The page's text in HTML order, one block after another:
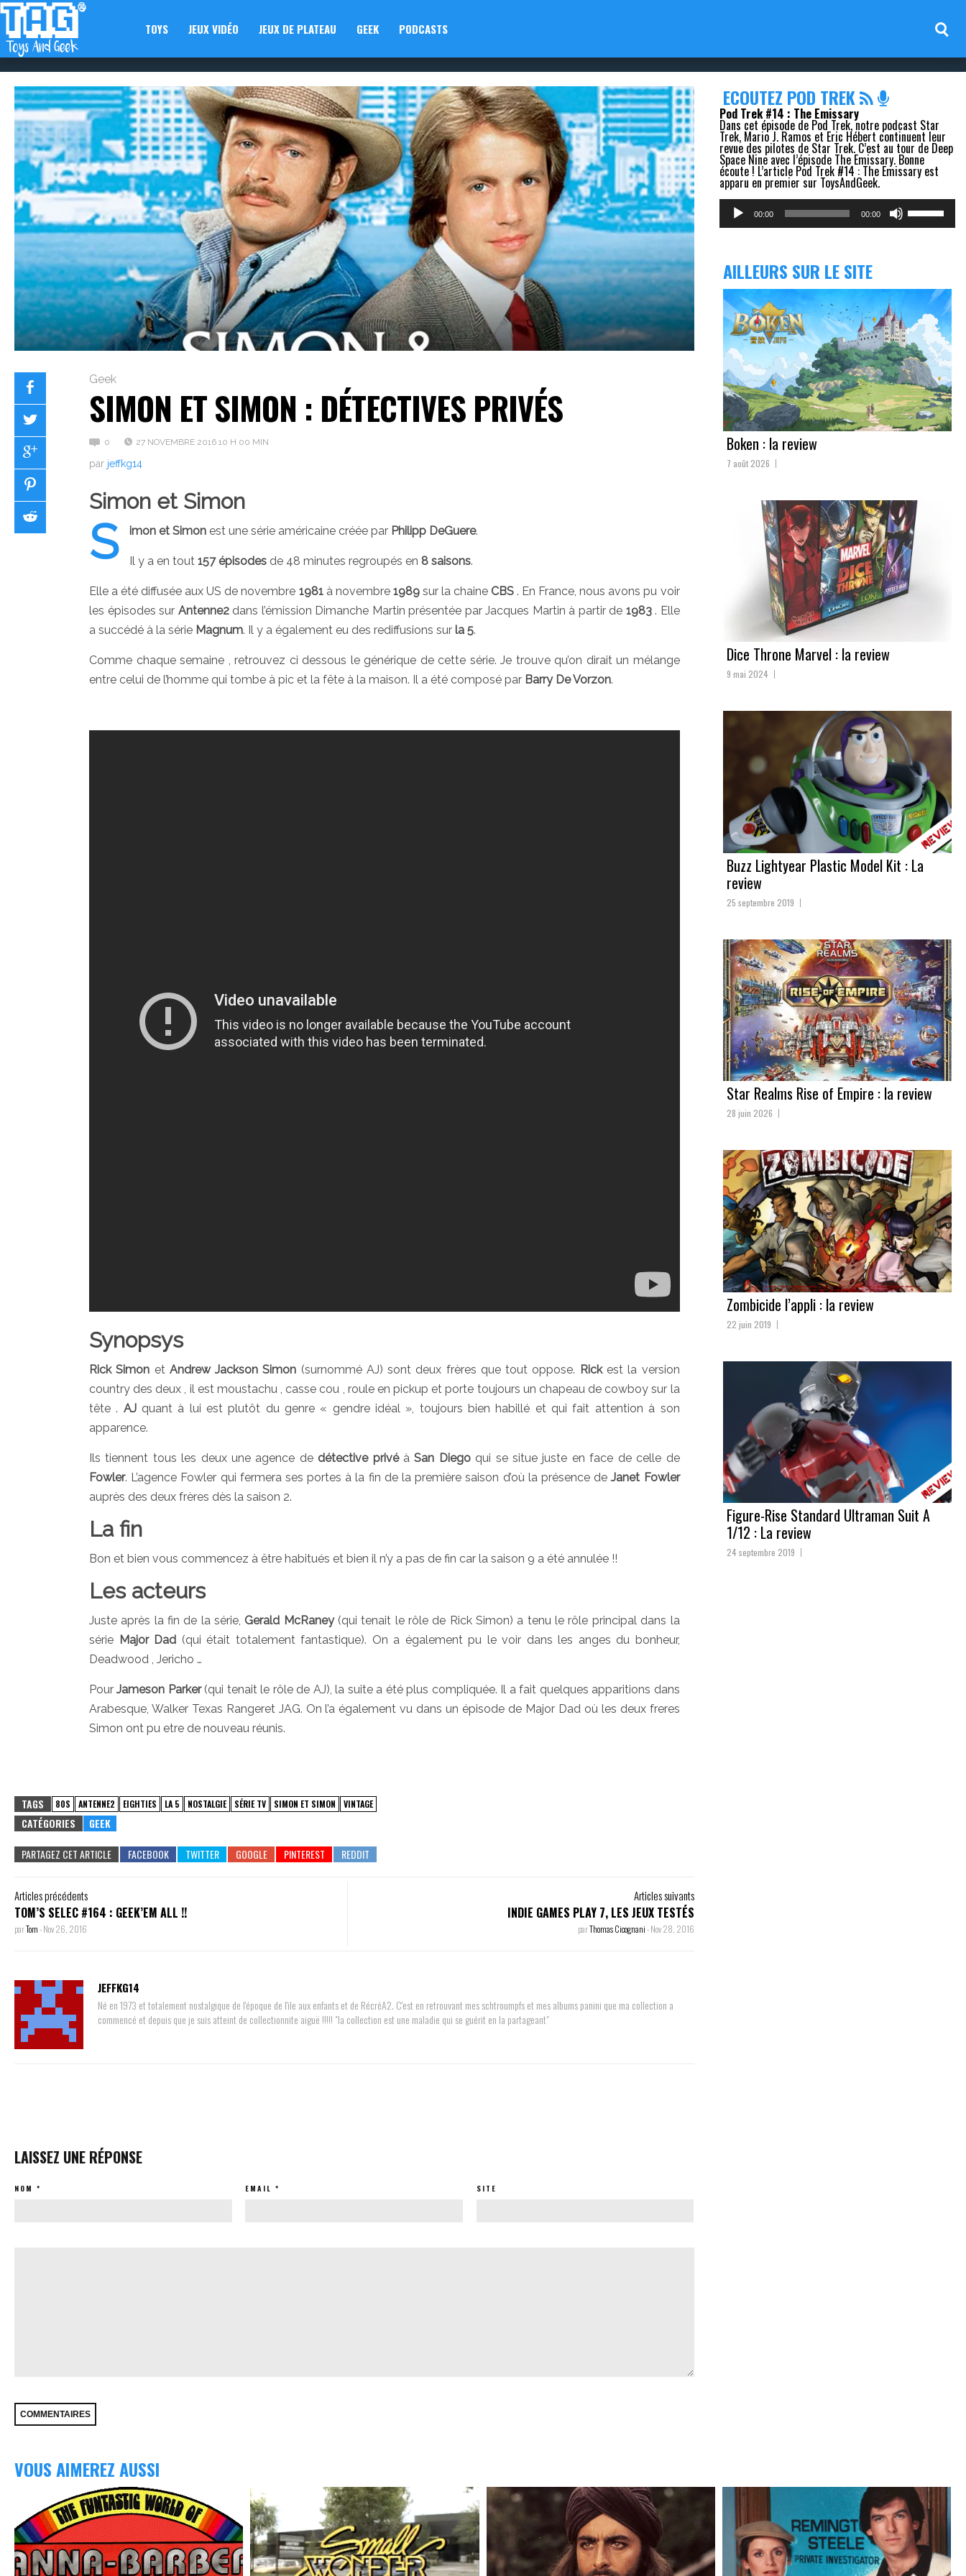
TOYS JEUX VIDÉO JEUX DE PLATEAU GEEK PODCASTS
Geek
SIMON ET SIMON : DÉTECTIVES PRIVÉS
0 27 NOVEMBRE 2016 10 H 00 MIN
par jeffkg14
Simon et Simon
S imon et Simon est une série américaine créée par Philipp DeGuere.
Il y a en tout 157 épisodes de 48 minutes regroupés en 8 saisons.
Elle a été diffusée aux US de novembre 1981à novembre 1989sur la chaineCBS . En France, nous avons pu voir
les épisodes sur Antenne2dans l’émission Dimanche Martin présentée par Jacques Martin à partir de 1983. Elle
a succédé à la série Magnum. Il y a également eu des rediffusions sur la 5.
Comme chaque semaine , retrouvez ci dessous le générique de cette série. Je trouve qu’on dirait un mélange
entre celui de l’homme qui tombe à pic et la fête à la maison. Il a été composé par Barry De Vorzon.
Synopsys
Rick Simon et Andrew Jackson Simon (surnommé AJ) sont deux frères que tout oppose. Rickest la version
country des deux , il est moustachu , casse cou , roule en pickup et porte toujours un chapeau de cowboy sur la
tête . AJquant à lui est plutôt du genre « gendre idéal », toujours bien habillé et qui fait attention à son
apparence.
Ils tiennent tous les deux une agence de détective privéàSan Diegoqui se situe juste en face de celle de
Fowler. L’agence Fowler qui fermera ses portes à la fin de la première saison d’où la présence deJanet Fowler
auprès des deux frères dès la saison 2.
La fin
Bon et bien vous commencez à être habitués et bien il n’y a pas de fin car la saison 9 a été annulée !!
Les acteurs
Juste après la fin de la série, Gerald McRaney(qui tenait le rôle de Rick Simon) a tenu le rôle principal dans la
série Major Dad (qui était totalement fantastique). On a également pu le voir dans les anges du bonheur,
Deadwood , Jericho …
PourJameson Parker(qui tenait le rôle de AJ), la suite a été plus compliquée. Il a fait quelques apparitions dans
Arabesque, Walker Texas Rangeret JAG. On l’a également vu dans un épisode de Major Dad où les deux freres
Simon ont pu etre de nouveau réunis.
TAGS 80S ANTENNE2 EIGHTIES LA 5 NOSTALGIE SÉRIE TV SIMON ET SIMON VINTAGE
CATÉGORIES GEEK
PARTAGEZ CET ARTICLE
Articles précédents
TOM’S SELEC #164 : GEEK’EM ALL !!
parTom-Nov 26, 2016
Articles suivants
INDIE GAMES PLAY 7, LES JEUX TESTÉS
parThomas Cicognani-Nov 28, 2016
JEFFKG14
Né en 1973 et totalement nostalgique de l'époque de l'ile aux enfants et de RécréA2. C'est en retrouvant mes schtroumpfs et mes albums panini que ma collection a
commencé et depuis que je suis atteint de collectionnite aiguë !!!!! "la collection est une maladie qui se guérit en la partageant"
LAISSEZ UNE RÉPONSE
NOM * EMAIL * SITE
ECOUTEZ POD TREK
Pod Trek #14 : The Emissary
Dans cet épisode de Pod Trek, notre podcast Star
Trek, Mario J. Ramos et Eric Hébert continuent leur
revue des pilotes de Star Trek. C’est au tour de Deep
Space Nine avec l’épisode The Emissary. Bonne
écoute ! L’article Pod Trek #14 : The Emissary est
apparu en premier sur ToysAndGeek.
Lecteur
audio 00:00 00:00
les
flèches
volume.
AILLEURS SUR LE SITE
Boken : la review
7 août 2026
Dice Throne Marvel : la review
9 mai 2024
Buzz Lightyear Plastic Model Kit : La
review
25 septembre 2019
Star Realms Rise of Empire : la review
28 juin 2026
Zombicide l’appli : la review
22 juin 2019
Figure-Rise Standard Ultraman Suit A
1/12 : La review
24 septembre 2019
VOUS AIMEREZ AUSSI